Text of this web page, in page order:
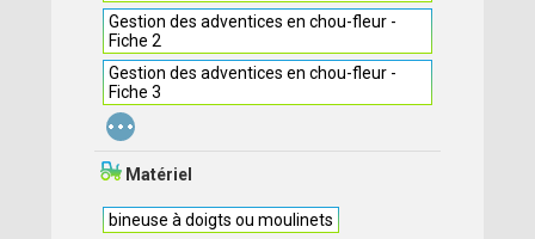
Gestion des adventices en chou-fleur -
Fiche 2
Gestion des adventices en chou-fleur -
Fiche 3
...
Matériel
bineuse à doigts ou moulinets